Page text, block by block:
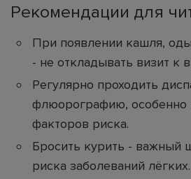
Рекомендации для
При появлении кашля,
- не откладывать визит к
Регулярно проходить
флюорографию, особенно
факторов риска.
Бросить курить - важный
риска заболеваний лёгких.